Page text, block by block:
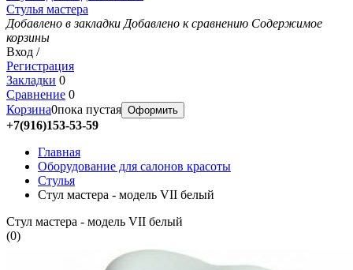
Стулья мастера
Добавлено в закладки Добавлено к сравнению Содержимое
корзины
Вход /
Регистрация
Закладки 0
Сравнение 0
Корзина0пока пустая Оформить
+7(916)153-53-59
Главная
Оборудование для салонов красоты
Стулья
Стул мастера - модель VII белый
Стул мастера - модель VII белый
(0)